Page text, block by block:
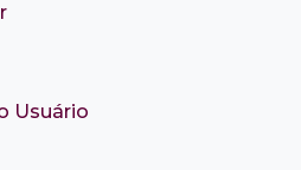
Usuário